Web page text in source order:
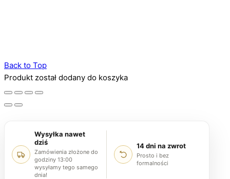
Back to Top
Produkt został dodany do koszyka
Wysyłka nawet
dziś
Zamówienia złożone do
godziny 13:00
wysyłamy tego samego
dnia!
14 dni na zwrot
Prosto i bez
formalności